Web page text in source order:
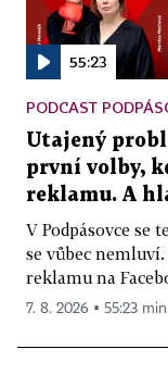
55:23
PODCAST
Utajený
první volby,
reklamu. A
V Podpásovce se
se vůbec
reklamu na
7. 8. 2026 ▪ 55:23